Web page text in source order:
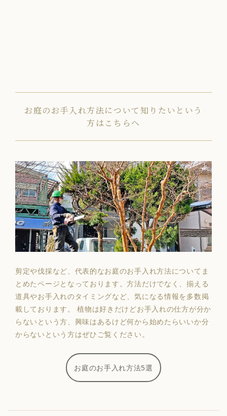
お庭のお手入れ方法について知りたいという
方はこちらへ
剪定や伐採など、代表的なお庭のお手入れ方法についてま
とめたページとなっております。方法だけでなく、揃える
道具やお手入れのタイミングなど、気になる情報を多数掲
載しております。 植物は好きだけどお手入れの仕方が分か
らないという方、興味はあるけど何から始めたらいいか分
からないという方はぜひご覧ください。
お庭のお手入れ方法5選